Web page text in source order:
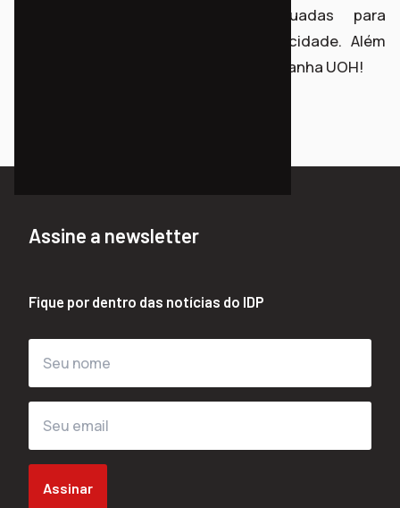
importância de instâncias adequadas para
tratamento da moradia popular na cidade. Além
disso, a frente Mobiliza integra a Campanha UOH!
Assine a newsletter
Fique por dentro das notícias do IDP
Assinar